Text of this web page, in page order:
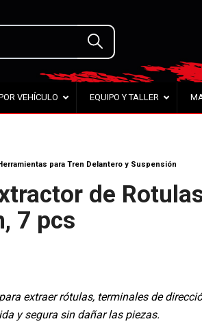
VEHÍCULO EQUIPO Y TALLER
para Tren Delantero y Suspensión
de
7 pcs
extraer rótulas, terminales de
y segura sin dañar las piezas.